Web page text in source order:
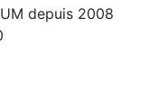
depuis 2008